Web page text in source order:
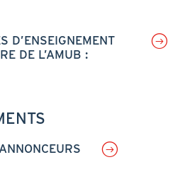
D’ENSEIGNEMENT
DE L’AMUB :